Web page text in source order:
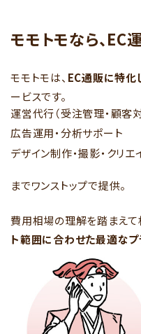
モモトモなら、EC
モモトモは、 EC通販に特化
ービスです。
運営代行（受注管理・顧客
広告運用・分析サポート
デザイン制作・撮影・クリエ
までワンストップで提供。
費用相場の理解を踏まえて
ト範囲に合わせた最適なプ
まずは無
086-
（9:00-17:00